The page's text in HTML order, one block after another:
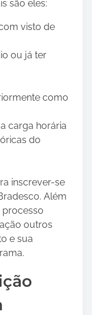
são eles:
visto de
ou já ter
como
carga horária
do
inscrever-se
Além
processo
outros
e sua